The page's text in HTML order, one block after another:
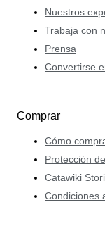
Nuestros
Trabaja con
Prensa
Convertirse
Comprar
Cómo
Protección
Catawiki
Condiciones